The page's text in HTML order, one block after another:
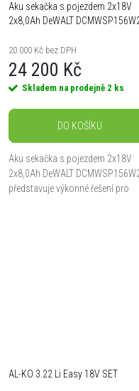
Aku sekačka s pojezdem 2x18V
2x8,0Ah DeWALT
20 000 Kč bez DPH
24 200 Kč
Skladem na prodejně 2 ks
DO KOŠÍKU
Aku sekačka s pojezdem 2x18V
2x8,0Ah DeWALT
představuje výkonné řešení pro
AL-KO 3.22 Li Easy 18V SET